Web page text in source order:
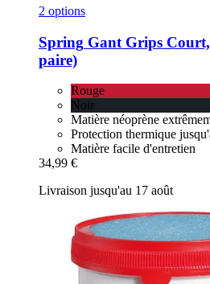
2 options
Spring Gant Grips
paire)
Rouge
Noir
Matière néoprène
Protection thermique
Matière facile d'entretien
34,99 €
Livraison jusqu'au 17 août